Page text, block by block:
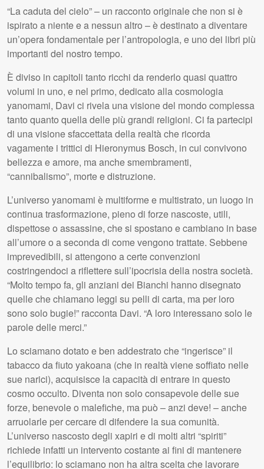
“La caduta del cielo” – un racconto originale che non si è
ispirato a niente e a nessun altro – è destinato a diventare
un’opera fondamentale per l’antropologia, e uno dei libri più
importanti del nostro tempo.
È diviso in capitoli tanto ricchi da renderlo quasi quattro
volumi in uno, e nel primo, dedicato alla cosmologia
yanomami, Davi ci rivela una visione del mondo complessa
tanto quanto quella delle più grandi religioni. Ci fa partecipi
di una visione sfaccettata della realtà che ricorda
vagamente i trittici di Hieronymus Bosch, in cui convivono
bellezza e amore, ma anche smembramenti,
“cannibalismo”, morte e distruzione.
L’universo yanomami è multiforme e multistrato, un luogo in
continua trasformazione, pieno di forze nascoste, utili,
dispettose o assassine, che si spostano e cambiano in base
all’umore o a seconda di come vengono trattate. Sebbene
imprevedibili, si attengono a certe convenzioni
costringendoci a riflettere sull’ipocrisia della nostra società.
“Molto tempo fa, gli anziani dei Bianchi hanno disegnato
quelle che chiamano leggi su pelli di carta, ma per loro
sono solo bugie!” racconta Davi. “A loro interessano solo le
parole delle merci.”
Lo sciamano dotato e ben addestrato che “ingerisce” il
tabacco da fiuto yakoana (che in realtà viene soffiato nelle
sue narici), acquisisce la capacità di entrare in questo
cosmo occulto. Diventa non solo consapevole delle sue
forze, benevole o malefiche, ma può – anzi deve! – anche
arruolarle per cercare di difendere la sua comunità.
L’universo nascosto degli xapiri e di molti altri “spiriti”
richiede infatti un intervento costante ai fini di mantenere
l’equilibrio: lo sciamano non ha altra scelta che lavorare